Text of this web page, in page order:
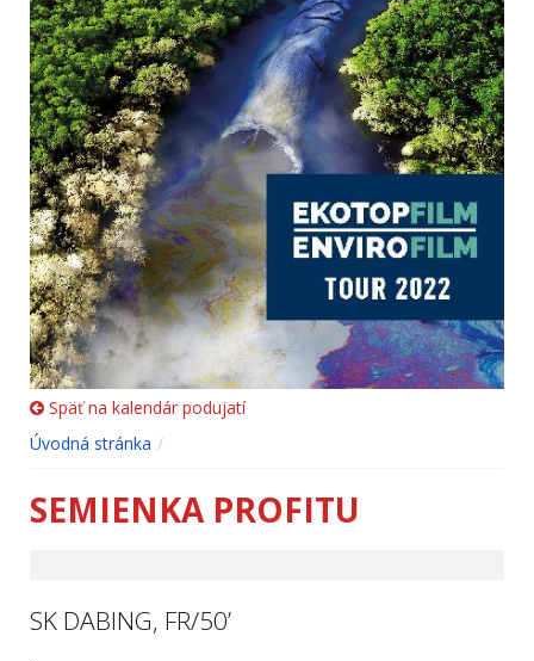
Späť na kalendár podujatí
Úvodná stránka
SEMIENKA PROFITU
SK DABING, FR/50’